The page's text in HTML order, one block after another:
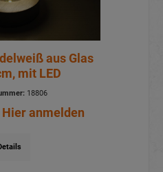
aus Glas
mit LED
18806
Hier anmelden